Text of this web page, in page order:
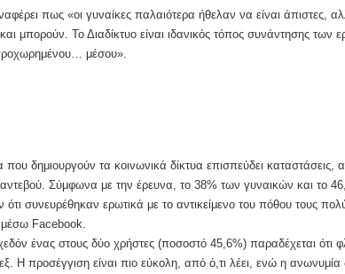
πως «οι γυναίκες παλαιότερα ήθελαν να είναι
μπορούν. Το Διαδίκτυο είναι ιδανικός τόπος συνάντησης των
μέσου».
που δημιουργούν τα κοινωνικά δίκτυα επισπεύδει
Σύμφωνα με την έρευνα, το 38% των γυναικών και το
ότι συνευρέθηκαν ερωτικά με το αντικείμενο του πόθου τους
μέσω Facebook.
ένας στους δύο χρήστες (ποσοστό 45,6%) παραδέχεται ότι
Η προσέγγιση είναι πιο εύκολη, από ό,τι λέει, ενώ η ανωνυμία